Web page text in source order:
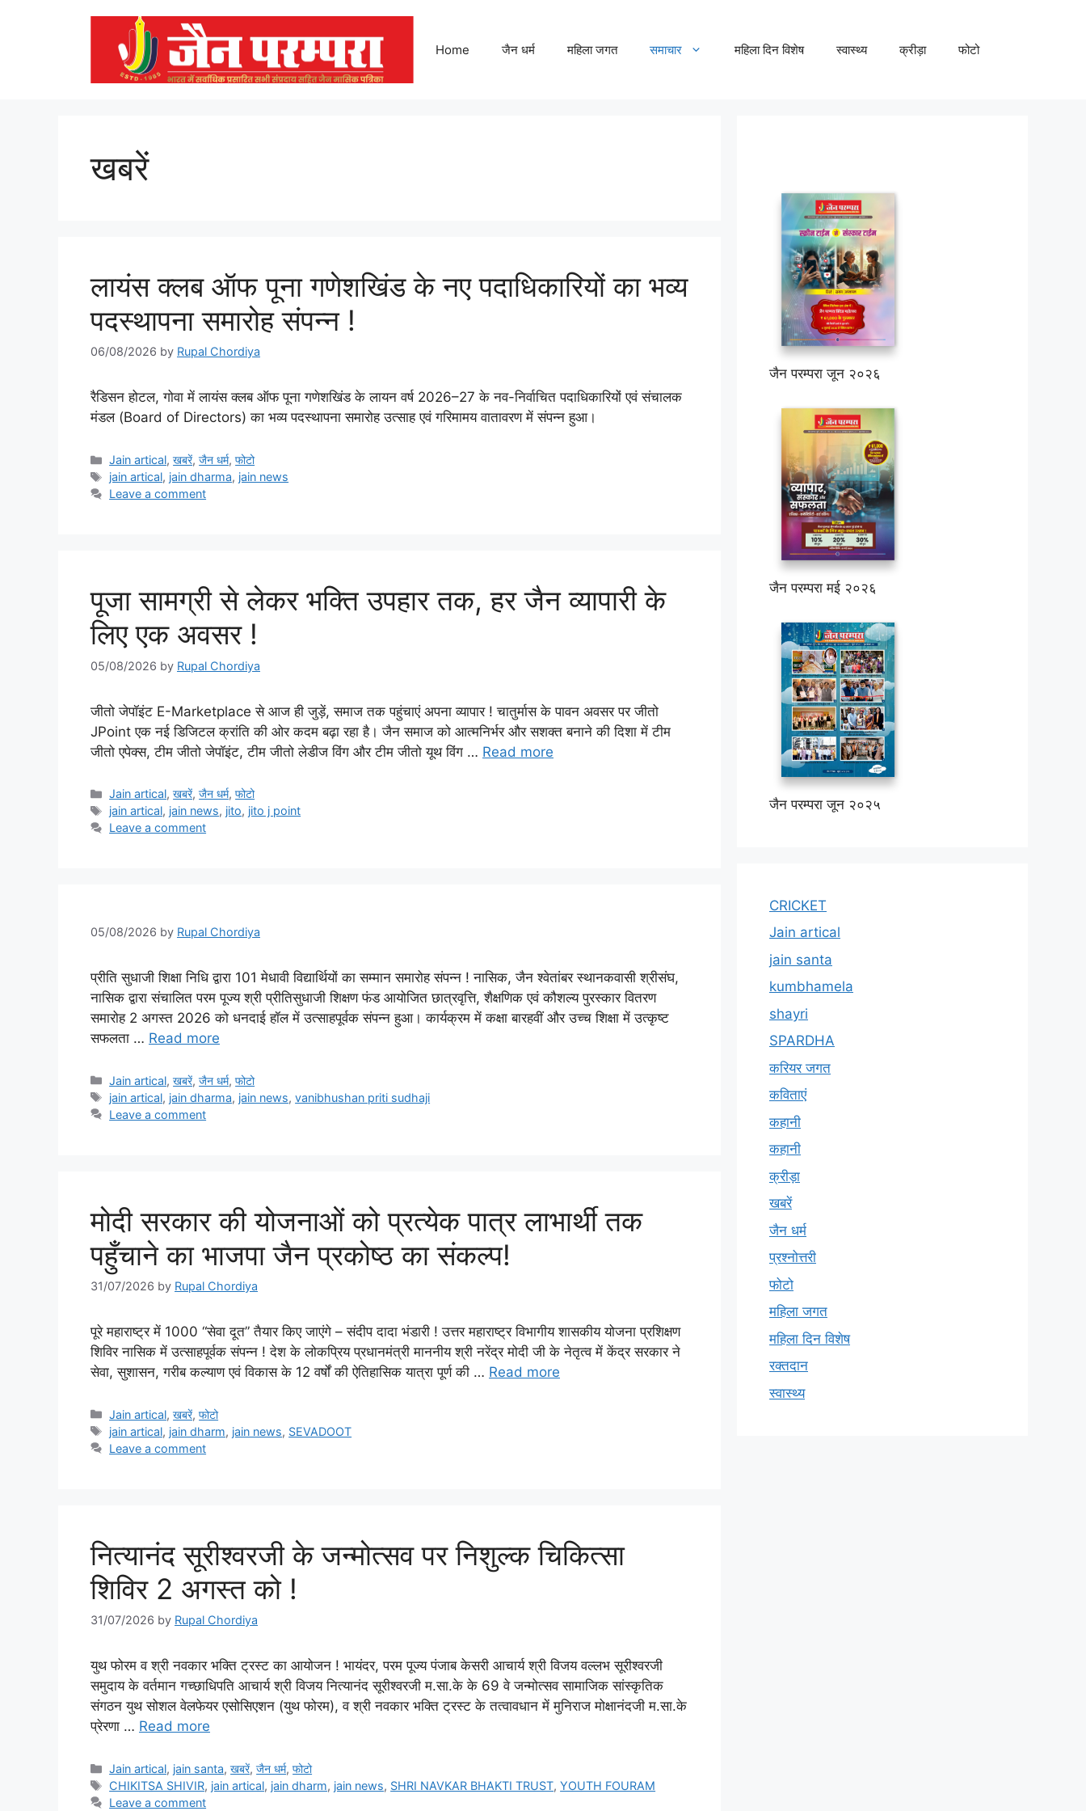
Home जैन धर्म महिला जगत समाचार महिला दिन विशेष स्वास्थ्य क्रीड़ा फोटो
खबरें
लायंस क्लब ऑफ पूना गणेशखिंड के नए पदाधिकारियों का भव्य
पदस्थापना समारोह संपन्न !
06/08/2026 by Rupal Chordiya
रैडिसन होटल, गोवा में लायंस क्लब ऑफ पूना गणेशखिंड के लायन वर्ष 2026–27 के नव-निर्वाचित पदाधिकारियों एवं संचालक
मंडल (Board of Directors) का भव्य पदस्थापना समारोह उत्साह एवं गरिमामय वातावरण में संपन्न हुआ।
Categories
Jain artical,खबरें,जैन धर्म,फोटो
Tags
jain artical, jain dharma, jain news
Leave a comment
पूजा सामग्री से लेकर भक्ति उपहार तक, हर जैन व्यापारी के
लिए एक अवसर !
05/08/2026 by Rupal Chordiya
जीतो जेपॉइंट E-Marketplace से आज ही जुड़ें, समाज तक पहुंचाएं अपना व्यापार ! चातुर्मास के पावन अवसर पर जीतो
JPoint एक नई डिजिटल क्रांति की ओर कदम बढ़ा रहा है। जैन समाज को आत्मनिर्भर और सशक्त बनाने की दिशा में टीम
जीतो एपेक्स, टीम जीतो जेपॉइंट, टीम जीतो लेडीज विंग और टीम जीतो यूथ विंग … Read more
Categories
Jain artical,खबरें,जैन धर्म,फोटो
Tags
jain artical, jain news, jito, jito j point
Leave a comment
05/08/2026 by Rupal Chordiya
प्रीति सुधाजी शिक्षा निधि द्वारा 101 मेधावी विद्यार्थियों का सम्मान समारोह संपन्न ! नासिक, जैन श्वेतांबर स्थानकवासी श्रीसंघ,
नासिक द्वारा संचालित परम पूज्य श्री प्रीतिसुधाजी शिक्षण फंड आयोजित छात्रवृत्ति, शैक्षणिक एवं कौशल्य पुरस्कार वितरण
समारोह 2 अगस्त 2026 को धनदाई हॉल में उत्साहपूर्वक संपन्न हुआ। कार्यक्रम में कक्षा बारहवीं और उच्च शिक्षा में उत्कृष्ट
सफलता … Read more
Categories
Jain artical,खबरें,जैन धर्म,फोटो
Tags
jain artical, jain dharma, jain news,vanibhushan priti sudhaji
Leave a comment
मोदी सरकार की योजनाओं को प्रत्येक पात्र लाभार्थी तक
पहुँचाने का भाजपा जैन प्रकोष्ठ का संकल्प!
31/07/2026 by Rupal Chordiya
पूरे महाराष्ट्र में 1000 “सेवा दूत” तैयार किए जाएंगे – संदीप दादा भंडारी ! उत्तर महाराष्ट्र विभागीय शासकीय योजना प्रशिक्षण
शिविर नासिक में उत्साहपूर्वक संपन्न ! देश के लोकप्रिय प्रधानमंत्री माननीय श्री नरेंद्र मोदी जी के नेतृत्व में केंद्र सरकार ने
सेवा, सुशासन, गरीब कल्याण एवं विकास के 12 वर्षों की ऐतिहासिक यात्रा पूर्ण की … Read more
Categories
Jain artical,खबरें,फोटो
Tags
jain artical, jain dharm, jain news, SEVADOOT
Leave a comment
नित्यानंद सूरीश्वरजी के जन्मोत्सव पर निशुल्क चिकित्सा
शिविर 2 अगस्त को !
31/07/2026 by Rupal Chordiya
युथ फोरम व श्री नवकार भक्ति ट्रस्ट का आयोजन ! भायंदर, परम पूज्य पंजाब केसरी आचार्य श्री विजय वल्लभ सूरीश्वरजी
समुदाय के वर्तमान गच्छाधिपति आचार्य श्री विजय नित्यानंद सूरीश्वरजी म.सा.के के 69 वे जन्मोत्सव सामाजिक सांस्कृतिक
संगठन युथ सोशल वेलफेयर एसोसिएशन (युथ फोरम), व श्री नवकार भक्ति ट्रस्ट के तत्वावधान में मुनिराज मोक्षानंदजी म.सा.के
प्रेरणा … Read more
Categories
Jain artical, jain santa,खबरें,जैन धर्म,फोटो
Tags
CHIKITSA SHIVIR, jain artical, jain dharm, jain news, SHRI NAVKAR BHAKTI TRUST,YOUTH FOURAM
Leave a comment
जैन परम्परा जून २०२६
जैन परम्परा मई २०२६
जैन परम्परा जून २०२५
CRICKET
Jain artical
jain santa
kumbhamela
shayri
SPARDHA
करियर जगत
कविताएं
कहानी
कहानी
क्रीड़ा
खबरें
जैन धर्म
प्रश्नोत्तरी
फोटो
महिला जगत
महिला दिन विशेष
रक्तदान
स्वास्थ्य